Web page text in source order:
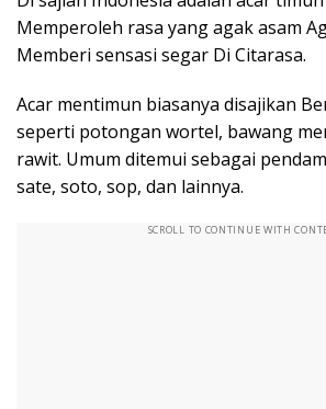
Memperoleh rasa yang agak asam
Memberi sensasi segar Di Citarasa.
Acar mentimun biasanya disajikan
seperti potongan wortel, bawang
rawit. Umum ditemui sebagai
sate, soto, sop, dan lainnya.
SCROLL TO CONTINUE WITH